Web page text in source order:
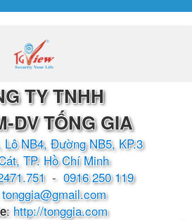
TY TNHH
DV TỐNG GIA
Lô NB4, Đường NB5, KP.3
TP. Hồ Chí Minh
- 0916 250 119
tonggia@gmail.com
: http://tonggia.com